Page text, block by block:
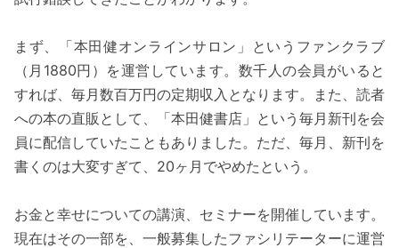
まず、「本田健オンラインサロン」というファンクラブ
（月1880円）を運営しています。数千人の会員がいると
すれば、毎月数百万円の定期収入となります。また、読者
への本の直販として、「本田健書店」という毎月新刊を会
員に配信していたこともありました。ただ、毎月、新刊を
書くのは大変すぎて、20ヶ月でやめたという。
お金と幸せについての講演、セミナーを開催しています。
現在はその一部を、一般募集したファシリテーターに運営